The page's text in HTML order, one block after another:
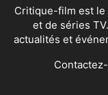
Critique-film est le
et de séries
actualités et